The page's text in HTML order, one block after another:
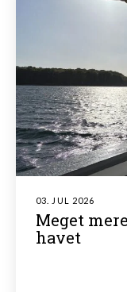
03. JUL 2026
Meget
havet